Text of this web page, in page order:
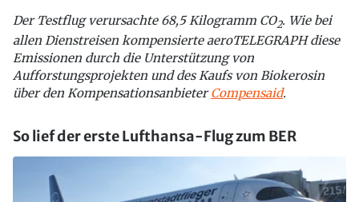
Der Testflug verursachte 68,5 Kilogramm CO2. Wie bei
allen Dienstreisen kompensierte aeroTELEGRAPH diese
Emissionen durch die Unterstützung von
Aufforstungsprojekten und des Kaufs von Biokerosin
über den KompensationsanbieterCompensaid.
So lief der erste Lufthansa-Flug zum BER